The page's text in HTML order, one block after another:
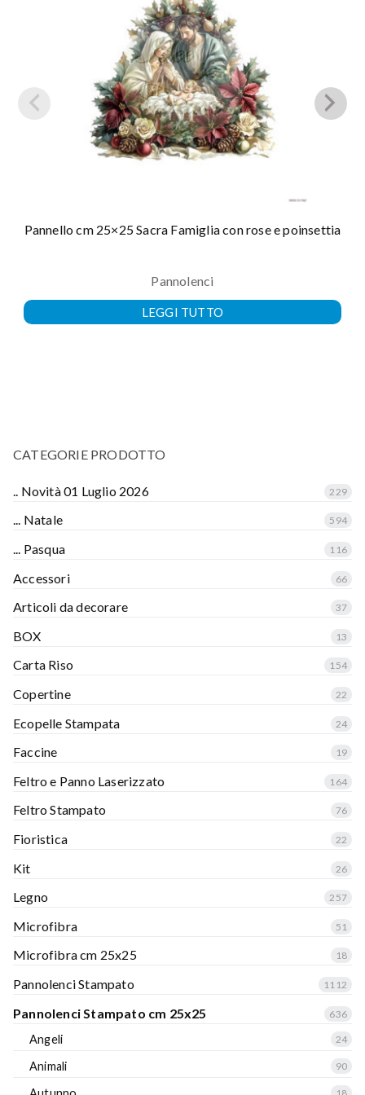
Pannello cm 25×25 Sacra Famiglia con rose e poinsettia
Pannolenci
LEGGI TUTTO
CATEGORIE PRODOTTO
.. Novità 01 Luglio 2026 229
... Natale 594
... Pasqua 116
Accessori 66
Articoli da decorare 37
BOX 13
Carta Riso 154
Copertine 22
Ecopelle Stampata 24
Faccine 19
Feltro e Panno Laserizzato 164
Feltro Stampato 76
Fioristica 22
Kit 26
Legno 257
Microfibra 51
Microfibra cm 25x25 18
Pannolenci Stampato 1112
Pannolenci Stampato cm 25x25 636
Angeli 24
Animali 90